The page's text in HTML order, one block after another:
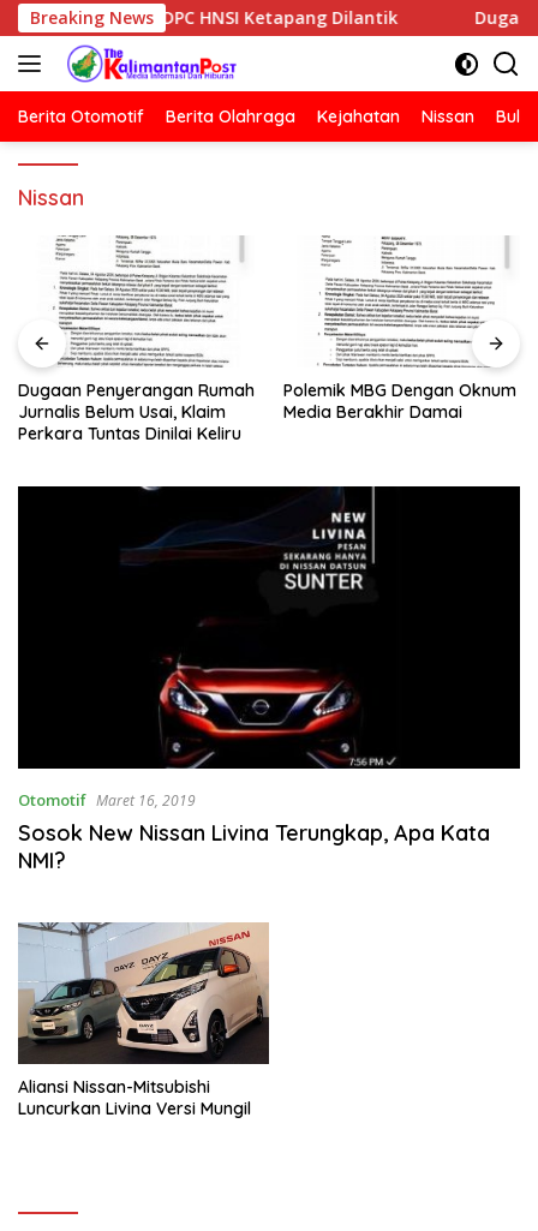
Langsung
ke
konten
Breaking News
DPC HNSI Ketapang Dilantik Dugaan
Berita Otomotif Berita Olahraga Kejahatan Nissan
Nissan
Dugaan Penyerangan Rumah
Jurnalis Belum Usai, Klaim
Perkara Tuntas Dinilai Keliru
Polemik MBG Dengan Oknum
Media Berakhir Damai
Otomotif Maret 16, 2019
Sosok New Nissan Livina Terungkap, Apa Kata
NMI?
Aliansi Nissan-Mitsubishi
Luncurkan Livina Versi Mungil